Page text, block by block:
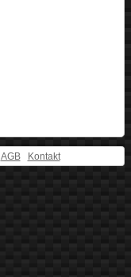
AGB Kontakt